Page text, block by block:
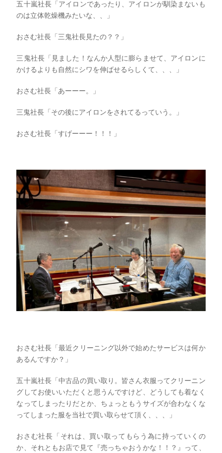
五十嵐社長「アイロンであったり、アイロンが馴染まないも
のは立体乾燥機みたいな、、」
おさむ社長「三鬼社長見たの？？」
三鬼社長「見ました！なんか人型に膨らませて、アイロンに
かけるよりも自然にシワを伸ばせるらしくて、、、」
おさむ社長「あーーー。」
三鬼社長「その後にアイロンをされてるっていう。」
おさむ社長「すげーーー！！！」
おさむ社長「最近クリーニング以外で始めたサービスは何か
あるんですか？」
五十嵐社長「中古品の買い取り。皆さん衣服ってクリーニン
グしてお使いいただくと思うんですけど、どうしても着なく
なってしまったりだとか、ちょっともうサイズが合わなくな
ってしまった服を当社で買い取らせて頂く、、、」
おさむ社長「それは、買い取ってもらう為に持っていくの
か、それともお店で見て『売っちゃおうかな！！？』って、